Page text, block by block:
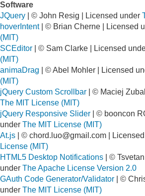
Software
JQuery | © John Resig | Licensed under
hoverIntent| © Brian Cherne | Licensed
(MIT)
SCEditor | © Sam Clarke | Licensed
(MIT)
animaDrag | © Abel Mohler | Licensed
(MIT)
jQuery Custom Scrollbar | © Maciej
The MIT License (MIT)
jQuery Responsive Slider | © booncon
under The MIT License (MIT)
At.js | © chord.luo@gmail.com |
License (MIT)
HTML5 Desktop Notifications | ©
under The Apache License Version 2.0
GAuth Code Generator/Validator | ©
under The MIT License (MIT)